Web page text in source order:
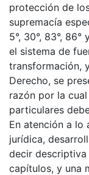
protección de
supremacía
5°, 30°, 83°,
el sistema de
transformación,
Derecho, se
razón por la
particulares
En atención a lo
jurídica,
decir
capítulos, y una